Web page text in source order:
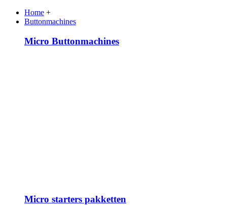
Home +
Buttonmachines
Micro Buttonmachines
Micro starters pakketten